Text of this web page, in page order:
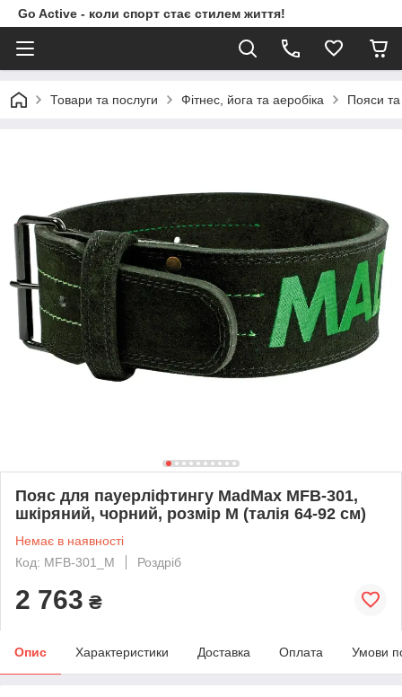
Go Active - коли спорт стає стилем життя!
Товари та послуги Фітнес, йога та аеробіка Пояси та
Пояс для пауерліфтингу MadMax MFB-301,
шкіряний, чорний, розмір M (талія 64-92 см)
Немає в наявності
Код: MFB-301_M
Роздріб
2 763 ₴
Опис Характеристики Доставка Оплата Умови